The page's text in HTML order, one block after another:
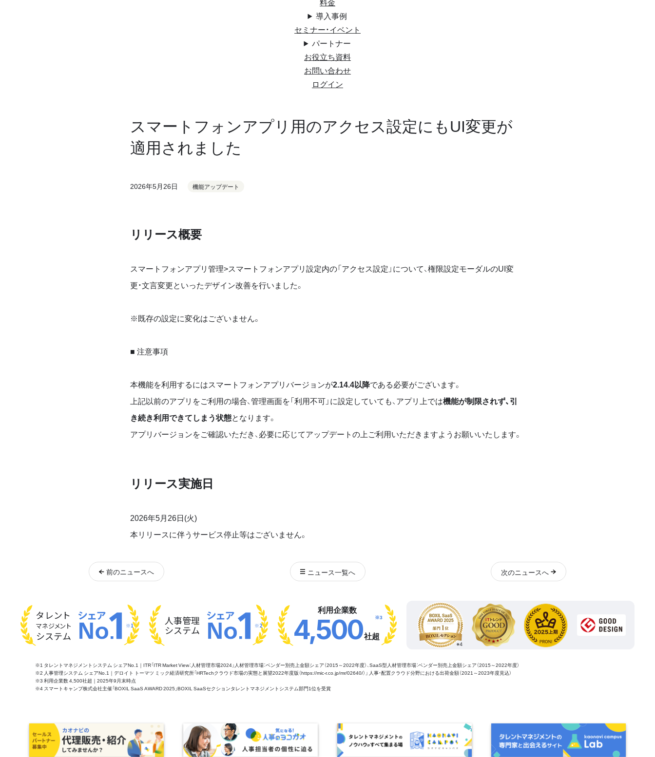
導入事例
セミナー・イベント
パートナー
お役立ち資料
お問い合わせ
ログイン
スマートフォンアプリ用のアクセス設定にもUI変更が
適用されました
2026年5月26日 機能アップデート
リリース概要
スマートフォンアプリ管理>スマートフォンアプリ設定内の「アクセス設定」について、権限設定モーダルのUI変
更・文言変更といったデザイン改善を行いました。
※既存の設定に変化はございません。
■ 注意事項
本機能を利用するにはスマートフォンアプリバージョンが2.14.4以降である必要がございます。
上記以前のアプリをご利用の場合、管理画面を「利用不可」に設定していても、アプリ上では機能が制限されず、引
き続き利用できてしまう状態となります。
アプリバージョンをご確認いただき、必要に応じてアップデートの上ご利用いただきますようお願いいたします。
リリース実施日
2026年5月26日(火)
本リリースに伴うサービス停止等はございません。
前のニュースへ ニュース一覧へ 次のニュースへ
タレント
マネジメント
システム
※1 人事管理
システム ※2
利用企業数
4,500社超
※3
※1 タレントマネジメントシステム シェアNo.1｜ITR「ITR Market View：人材管理市場2024」人材管理市場：ベンダー別売上金額シェア（2015～2022年度）、SaaS型人材管理市場：ベンダー別売上金額シェア（2015～2022年度）
※2 人事管理システム シェアNo.1｜デロイト トーマツ ミック経済研究所「HRTechクラウド市場の実態と展望2022年度版（https://mic-r.co.jp/mr/02640/）」 人事・配置クラウド分野における出荷金額（2021～2023年度見込）
※3 利用企業数 4,500社超｜2025年9月末時点
※4 スマートキャンプ株式会社主催「BOXIL SaaS AWARD 2025」BOXIL SaaSセクションタレントマネジメントシステム部門1位を受賞